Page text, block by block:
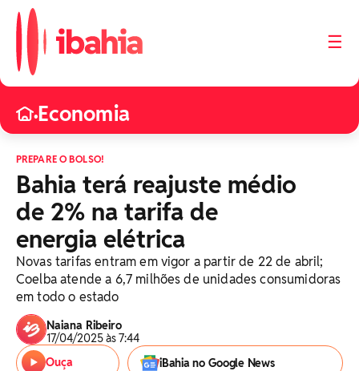
☰
•Economia
PREPARE O BOLSO!
Bahia terá reajuste médio
de 2% na tarifa de
energia elétrica
Novas tarifas entram em vigor a partir de 22 de abril;
Coelba atende a 6,7 milhões de unidades consumidoras
em todo o estado
Naiana Ribeiro
17/04/2025 às 7:44
Ouça
iBahia no Google News